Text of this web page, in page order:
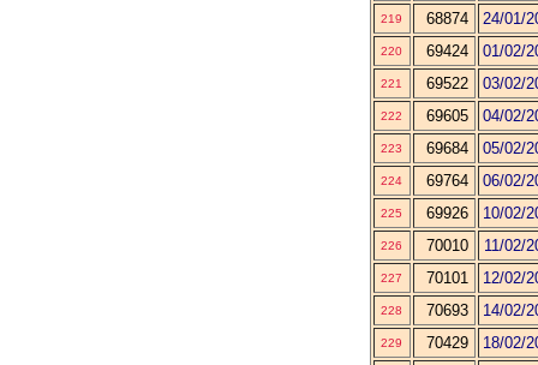
219 68874 24/01/
220 69424 01/02/
221 69522 03/02/
222 69605 04/02/
223 69684 05/02/
224 69764 06/02/
225 69926 10/02/
226 70010 11/02/
227 70101 12/02/
228 70693 14/02/
229 70429 18/02/